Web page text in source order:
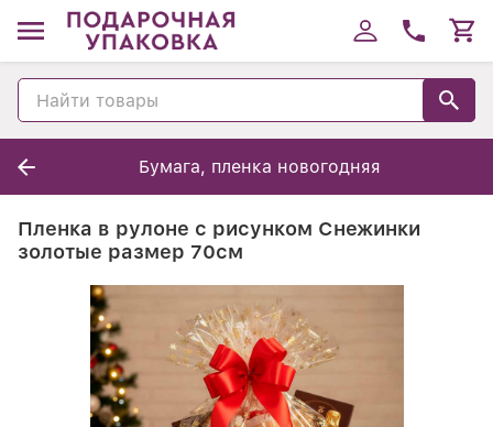
Бумага, пленка новогодняя
Пленка в рулоне с рисунком Снежинки
золотые размер 70см